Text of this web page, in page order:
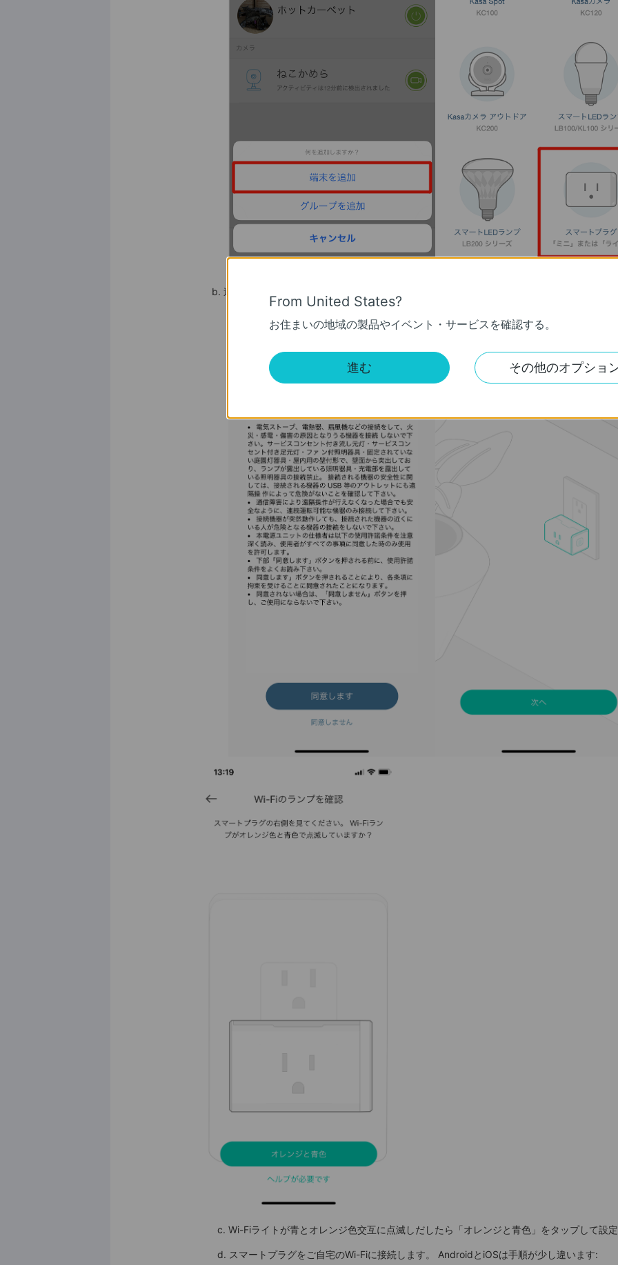
b. 遠隔操作の注意書きに同意していただいた後に。スマートプラグのWi-Fiライトを確認しま
c. Wi-Fiライトが青とオレンジ色交互に点滅しだしたら「オレンジと青色」をタップして設
d. スマートプラグをご自宅のWi-Fiに接続します。 AndroidとiOSは手順が少し違います:
From United States?
お住まいの地域の製品やイベント・サービスを確認する。
進む その他のオプショ